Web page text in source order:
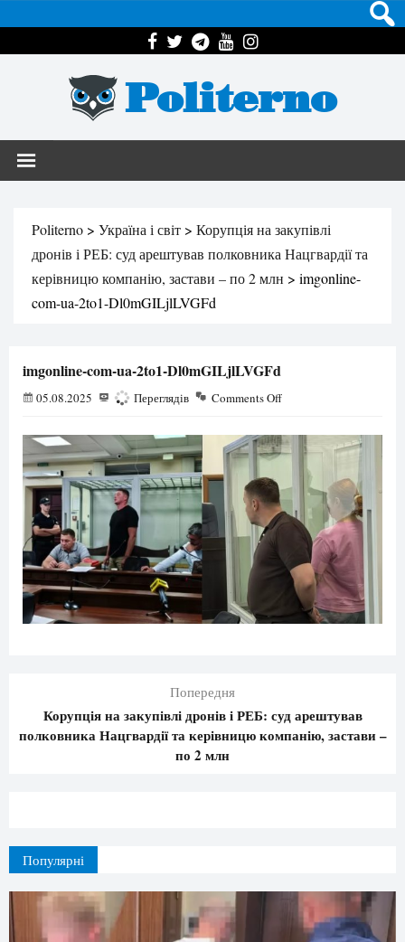
Politerno
Politerno > Україна і світ > Корупція на закупівлі
дронів і РЕБ: суд арештував полковника Нацгвардії та
керівницю компанію, застави – по 2 млн > imgonline-
com-ua-2to1-Dl0mGILjlLVGFd
imgonline-com-ua-2to1-Dl0mGILjlLVGFd
05.08.2025 176 Переглядів Comments Off
Попередня
Корупція на закупівлі дронів і РЕБ: суд арештував
полковника Нацгвардії та керівницю компанію, застави –
по 2 млн
Популярні